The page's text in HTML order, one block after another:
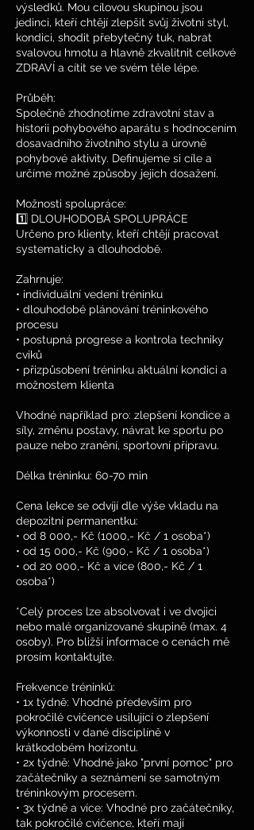
výsledků. Mou cílovou skupinou jsou
jedinci, kteří chtějí zlepšit svůj životní styl,
kondici, shodit přebytečný tuk, nabrat
svalovou hmotu a hlavně zkvalitnit celkové
ZDRAVÍ a cítit se ve svém těle lépe.
Průběh:
Společně zhodnotíme zdravotní stav a
historii pohybového aparátu s hodnocením
dosavadního životního stylu a úrovně
pohybové aktivity. Definujeme si cíle a
určíme možné způsoby jejich dosažení.
Možnosti spolupráce:
1️⃣ DLOUHODOBÁ SPOLUPRÁCE
Určeno pro klienty, kteří chtějí pracovat
systematicky a dlouhodobě.
Zahrnuje:
• individuální vedení tréninku
• dlouhodobé plánování tréninkového
procesu
• postupná progrese a kontrola techniky
cviků
• přizpůsobení tréninku aktuální kondici a
možnostem klienta
Vhodné například pro: zlepšení kondice a
síly, změnu postavy, návrat ke sportu po
pauze nebo zranění, sportovní přípravu.
Délka tréninku: 60-70 min
Cena lekce se odvíjí dle výše vkladu na
depozitní permanentku:
• od 8 000,- Kč (1000,- Kč / 1 osoba*)
• od 15 000,- Kč (900,- Kč / 1 osoba*)
• od 20 000,- Kč a více (800,- Kč / 1
osoba*)
*Celý proces lze absolvovat i ve dvojici
nebo malé organizované skupině (max. 4
osoby). Pro bližší informace o cenách mě
prosím kontaktujte.
Frekvence tréninků:
• 1x týdně: Vhodné především pro
pokročilé cvičence usilující o zlepšení
výkonnosti v dané disciplíně v
krátkodobém horizontu.
• 2x týdně: Vhodné jako "první pomoc" pro
začátečníky a seznámení se samotným
tréninkovým procesem.
• 3x týdně a více: Vhodné pro začátečníky,
tak pokročilé cvičence, kteří mají